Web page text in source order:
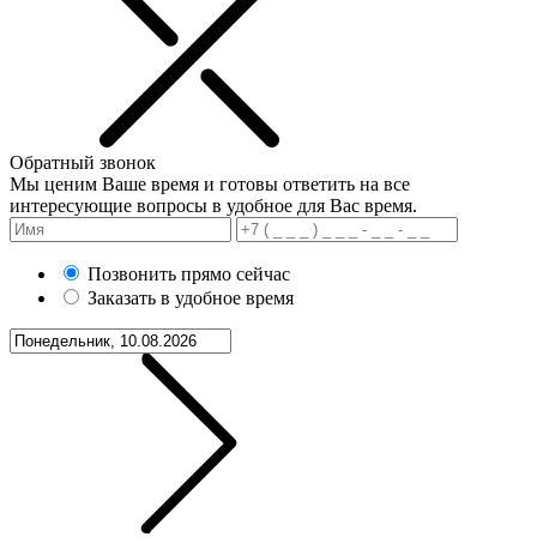
Обратный звонок
Мы ценим Ваше время и готовы ответить на все
интересующие вопросы в удобное для Вас время.
Позвонить прямо сейчас
Заказать в удобное время